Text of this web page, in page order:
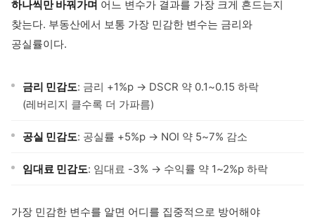
하나씩만 바꿔가며 어느 변수가 결과를 가장 크게 흔드는지
찾는다. 부동산에서 보통 가장 민감한 변수는 금리와
공실률이다.
금리 민감도: 금리 +1%p → DSCR 약 0.1~0.15 하락
(레버리지 클수록 더 가파름)
공실 민감도: 공실률 +5%p → NOI 약 5~7% 감소
임대료 민감도: 임대료 -3% → 수익률 약 1~2%p 하락
가장 민감한 변수를 알면 어디를 집중적으로 방어해야